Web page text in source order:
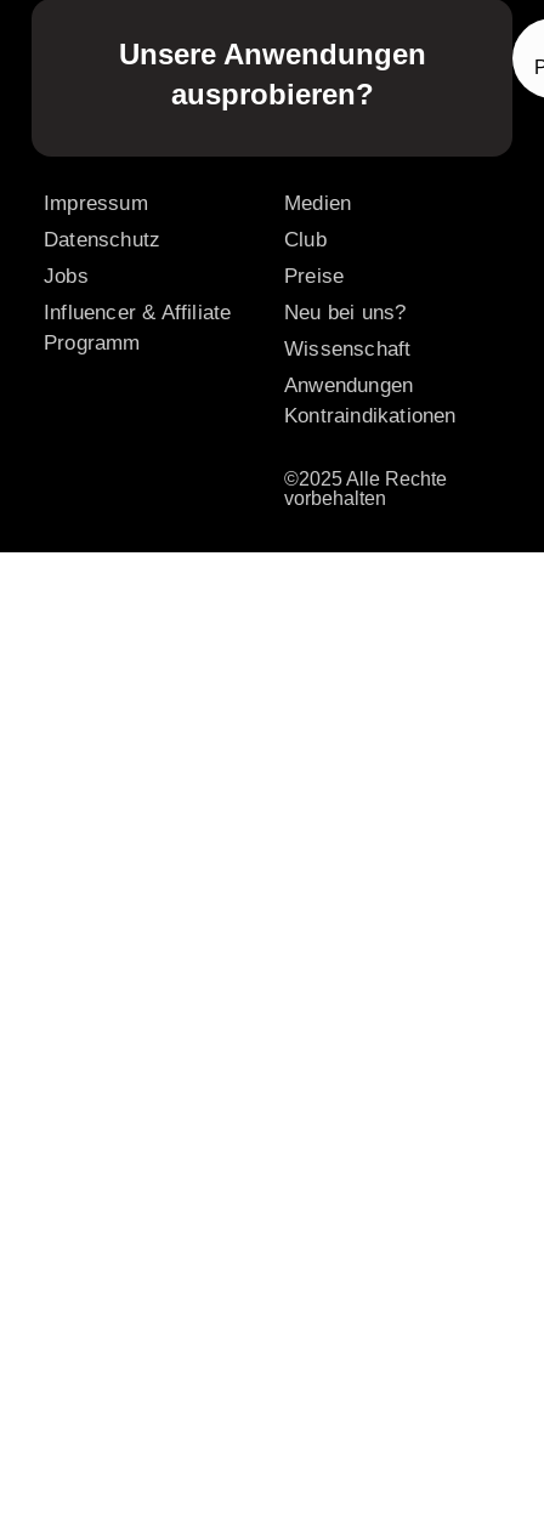
Unsere Anwendungen
ausprobieren?
Impressum
Datenschutz
Jobs
Influencer & Affiliate
Programm
Medien
Club
Preise
Neu bei uns?
Wissenschaft
Anwendungen
Kontraindikationen
©2025 Alle Rechte
vorbehalten